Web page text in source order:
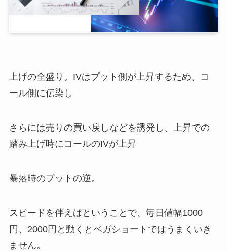
上げの全盛り。IVはプット側が上昇するため、コ
ール側に伝染し
さらには売りの買い戻しなどを誘発し、上昇での
踏み上げ時にコールのIVが上昇
暴落時のプットの逆。
スピードを伴えばということで、毎日値幅1000
円、2000円と動くとベガショートではうまくいき
ません。